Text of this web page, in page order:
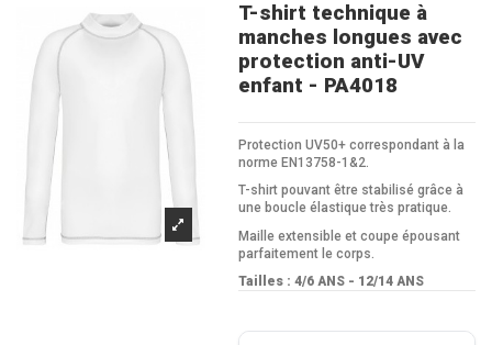
T-shirt technique à
manches longues avec
protection anti-UV
enfant - PA4018
Protection UV50+ correspondant à la
norme EN13758-1&2.
T-shirt pouvant être stabilisé grâce à
une boucle élastique très pratique.
Maille extensible et coupe épousant
parfaitement le corps.
Tailles : 4/6 ANS - 12/14 ANS